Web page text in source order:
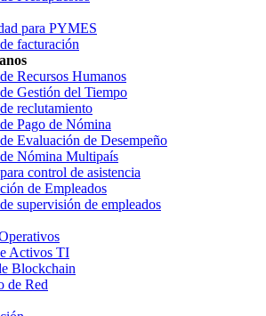
para PYMES
facturación
Recursos Humanos
Gestión del Tiempo
reclutamiento
Pago de Nómina
Evaluación de Desempeño
Nómina Multipaís
control de asistencia
de Empleados
supervisión de empleados
Activos TI
Blockchain
de Red